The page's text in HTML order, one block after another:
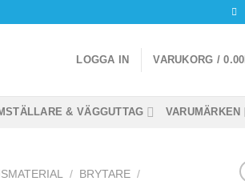
LOGGA IN VARUKORG /0.00
& VÄGGUTTAG VARUMÄRKEN
/ BRYTARE /